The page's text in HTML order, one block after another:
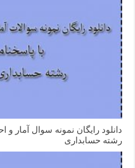
رشته حسابداری